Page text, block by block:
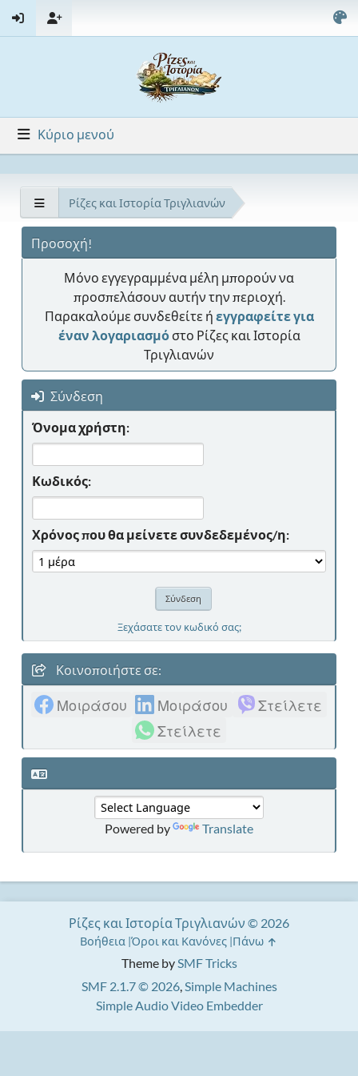
Κύριο μενού
Ρίζες και Ιστορία Τριγλιανών
Προσοχή!
Μόνο εγγεγραμμένα μέλη μπορούν να
προσπελάσουν αυτήν την περιοχή.
Παρακαλούμε συνδεθείτε ή εγγραφείτε για
έναν λογαριασμόστο Ρίζες και Ιστορία
Τριγλιανών
Σύνδεση
Όνομα χρήστη:
Κωδικός:
Χρόνος που θα μείνετε συνδεδεμένος/η:
Ξεχάσατε τον κωδικό σας;
Κοινοποιήστε σε:
Μοιράσου Μοιράσου
Στείλετε
Στείλετε
Powered by Translate
Theme bySMF Tricks
SMF 2.1.7 © 2026,Simple Machines
Simple Audio Video Embedder
Ρίζες και Ιστορία Τριγλιανών © 2026
Βοήθεια Όροι και Κανόνες Πάνω